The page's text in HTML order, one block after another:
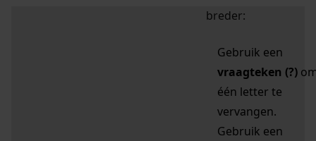
breder:
Gebruik een
vraagteken (?)
één letter te
vervangen.
Gebruik een